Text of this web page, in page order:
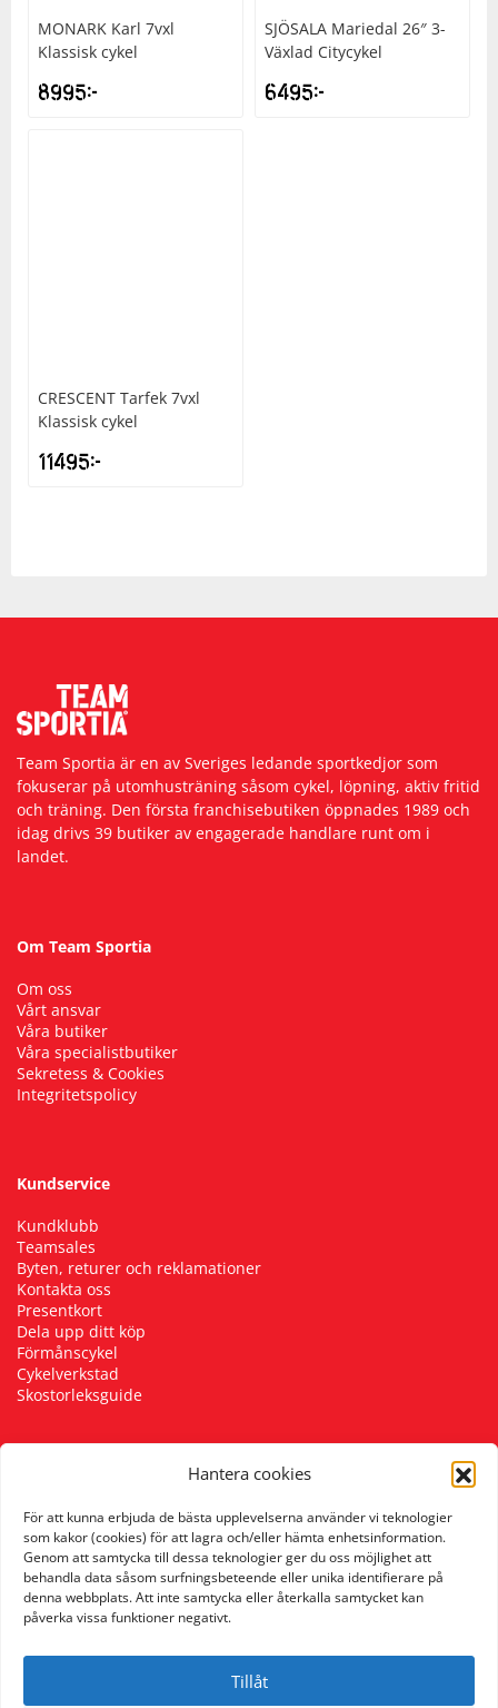
Hantera cookies
För att kunna erbjuda de bästa upplevelserna använder vi teknologier
som kakor (cookies) för att lagra och/eller hämta enhetsinformation.
Genom att samtycka till dessa teknologier ger du oss möjlighet att
behandla data såsom surfningsbeteende eller unika identifierare på
denna webbplats. Att inte samtycka eller återkalla samtycket kan
påverka vissa funktioner negativt.
Tillåt
MONARK Karl 7vxl
Klassisk cykel
8995kr
SJÖSALA Mariedal 26″ 3-
Växlad Citycykel
6495kr
CRESCENT Tarfek 7vxl
Klassisk cykel
11495kr
Team Sportia är en av Sveriges ledande sportkedjor som
fokuserar på utomhusträning såsom cykel, löpning, aktiv fritid
och träning. Den första franchisebutiken öppnades 1989 och
idag drivs 39 butiker av engagerade handlare runt om i
landet.
Om Team Sportia
Om oss
Vårt ansvar
Våra butiker
Våra specialistbutiker
Sekretess & Cookies
Integritetspolicy
Kundservice
Kundklubb
Teamsales
Byten, returer och reklamationer
Kontakta oss
Presentkort
Dela upp ditt köp
Förmånscykel
Cykelverkstad
Skostorleksguide